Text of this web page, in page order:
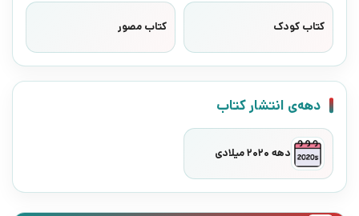
کتاب کودک کتاب مصور
دهه‌ی انتشار کتاب
دهه 2020 میلادی